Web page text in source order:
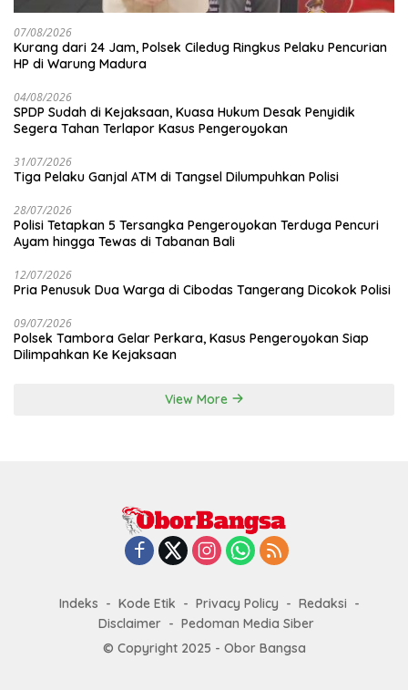
07/08/2026
Kurang dari 24 Jam, Polsek Ciledug Ringkus Pelaku Pencurian
HP di Warung Madura
04/08/2026
SPDP Sudah di Kejaksaan, Kuasa Hukum Desak Penyidik
Segera Tahan Terlapor Kasus Pengeroyokan
31/07/2026
Tiga Pelaku Ganjal ATM di Tangsel Dilumpuhkan Polisi
28/07/2026
Polisi Tetapkan 5 Tersangka Pengeroyokan Terduga Pencuri
Ayam hingga Tewas di Tabanan Bali
12/07/2026
Pria Penusuk Dua Warga di Cibodas Tangerang Dicokok Polisi
09/07/2026
Polsek Tambora Gelar Perkara, Kasus Pengeroyokan Siap
Dilimpahkan Ke Kejaksaan
View More
Indeks Kode Etik Privacy Policy
Redaksi
Disclaimer
Pedoman Media Siber
© Copyright 2025 - Obor Bangsa